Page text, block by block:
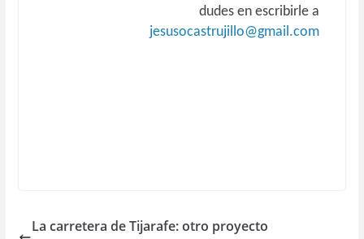
dudes en escribirle a
jesusocastrujillo@gmail.com
La carretera de Tijarafe: otro proyecto